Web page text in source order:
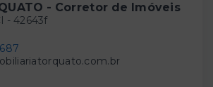
- Corretor de Imóveis
- 42643f